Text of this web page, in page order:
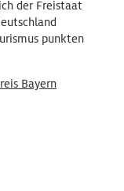
der Freistaat
punkten
Bayern